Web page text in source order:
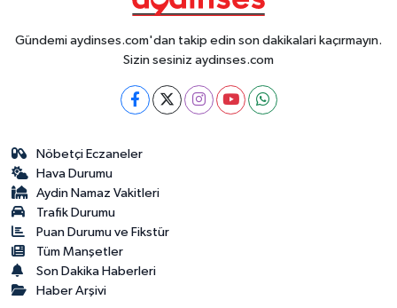
Gündemi aydinses.com'dan takip edin son dakikalari kaçırmayın.
Sizin sesiniz aydinses.com
Nöbetçi Eczaneler
Hava Durumu
Aydin Namaz Vakitleri
Trafik Durumu
Puan Durumu ve Fikstür
Tüm Manşetler
Son Dakika Haberleri
Haber Arşivi